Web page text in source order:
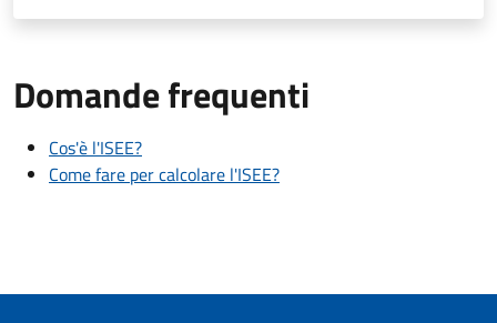
Domande frequenti
Cos'è l'ISEE?
Come fare per calcolare l'ISEE?